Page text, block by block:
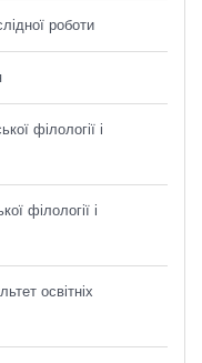
роботи
філології і
філології і
освітніх